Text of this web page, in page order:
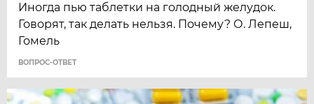
Иногда пью таблетки на голодный желудок.
Говорят, так делать нельзя. Почему? О. Лепеш,
Гомель
ВОПРОС-ОТВЕТ